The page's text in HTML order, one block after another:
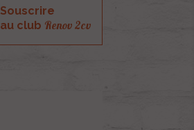
Souscrire
au club Renov 2cv